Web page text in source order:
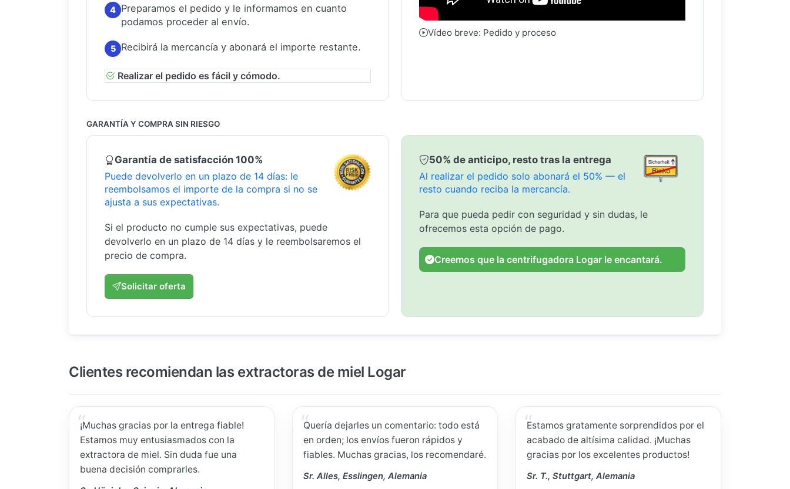
4 Preparamos el pedido y le informamos en cuanto
podamos proceder al envío.
5 Recibirá la mercancía y abonará el importe restante.
Realizar el pedido es fácil y cómodo.
Vídeo breve: Pedido y proceso
GARANTÍA Y COMPRA SIN RIESGO
Garantía de satisfacción 100%
Puede devolverlo en un plazo de 14 días: le
reembolsamos el importe de la compra si no se
ajusta a sus expectativas.
Si el producto no cumple sus expectativas, puede
devolverlo en un plazo de 14 días y le reembolsaremos el
precio de compra.
Solicitar oferta
50% de anticipo, resto tras la entrega
Al realizar el pedido solo abonará el 50% — el
resto cuando reciba la mercancía.
Para que pueda pedir con seguridad y sin dudas, le
ofrecemos esta opción de pago.
Creemos que la centrifugadora Logar le encantará.
Clientes recomiendan las extractoras de miel Logar
¡Muchas gracias por la entrega fiable!
Estamos muy entusiasmados con la
extractora de miel. Sin duda fue una
buena decisión comprarles.
Quería dejarles un comentario: todo está
en orden; los envíos fueron rápidos y
fiables. Muchas gracias, los recomendaré.
Sr. Alles, Esslingen, Alemania
Estamos gratamente sorprendidos por el
acabado de altísima calidad. ¡Muchas
gracias por los excelentes productos!
Sr. T., Stuttgart, Alemania